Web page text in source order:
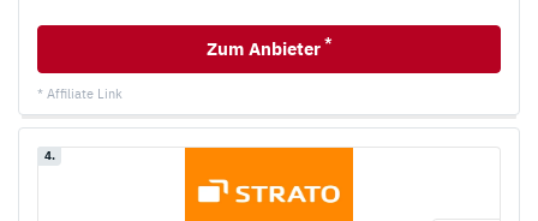
Zum Anbieter *
* Affiliate Link
4.